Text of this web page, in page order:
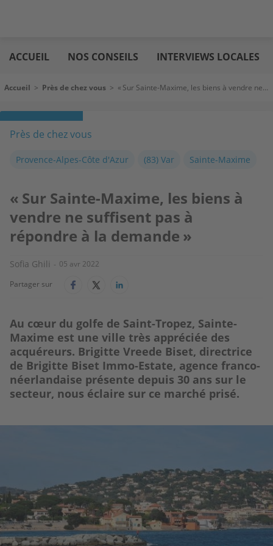
au
contenu
immo
ACCUEIL NOS CONSEILS INTERVIEWS LOCALES
Fil d'Ariane
Accueil > Près de chez vous > « Sur Sainte-Maxime, les biens à vendre ne suffisent pas à répondre à la demande »
Près de chez vous
Provence-Alpes-Côte d'Azur (83) Var Sainte-Maxime
« Sur Sainte-Maxime, les biens à
vendre ne suffisent pas à
répondre à la demande »
Sofia Ghili
05 avr 2022
Partager sur
Au cœur du golfe de Saint-Tropez, Sainte-
Maxime est une ville très appréciée des
acquéreurs. Brigitte Vreede Biset, directrice
de Brigitte Biset Immo-Estate, agence franco-
néerlandaise présente depuis 30 ans sur le
secteur, nous éclaire sur ce marché prisé.